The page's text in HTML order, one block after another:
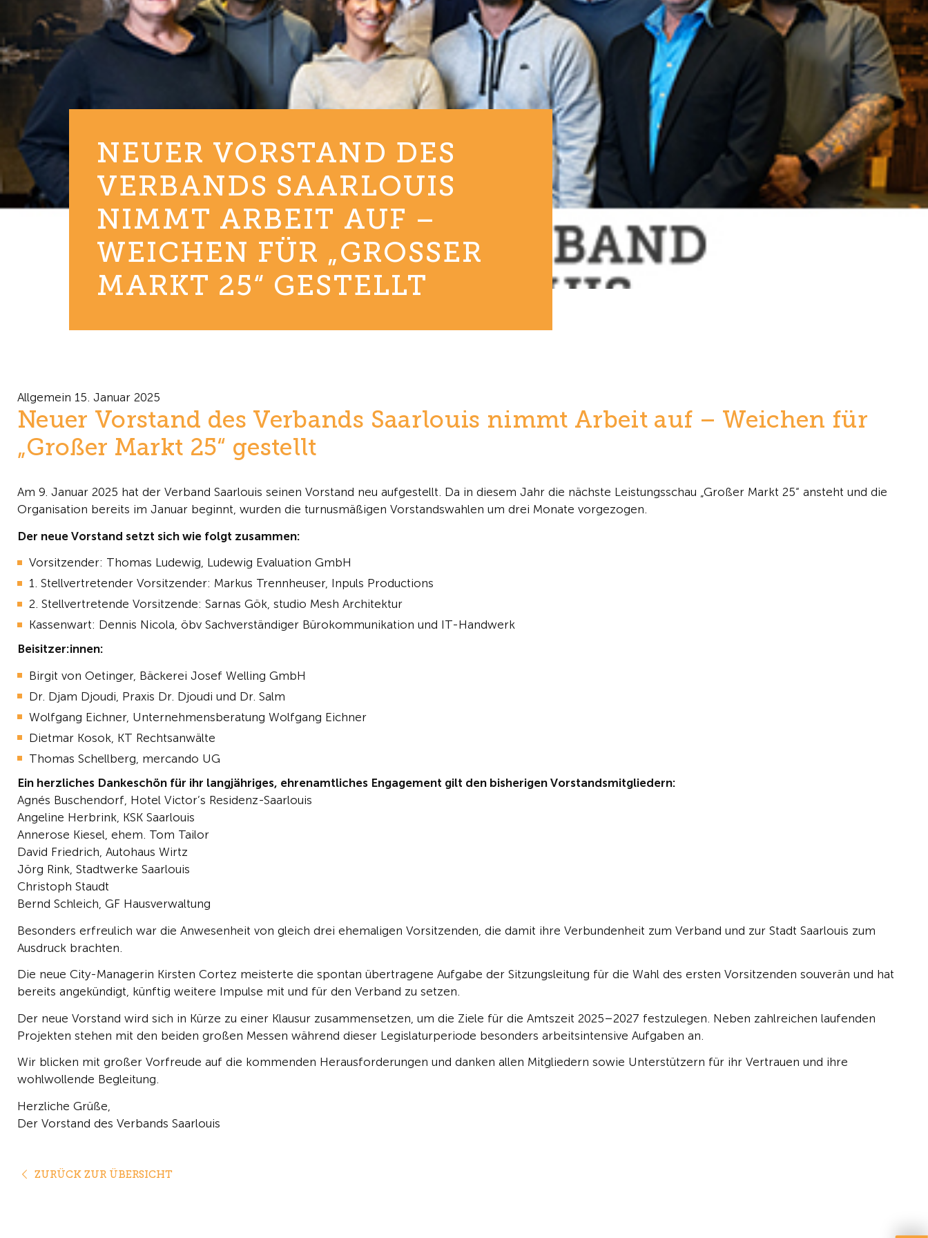
NEUER VORSTAND DES
VERBANDS SAARLOUIS
NIMMT ARBEIT AUF –
WEICHEN FÜR „GROSSER M
ARKT 25“ GESTELLT
Allgemein 15. Januar 2025
Neuer Vorstand des Verbands Saarlouis nimmt Arbeit auf – Weichen für
„Großer Markt 25“ gestellt
Am 9. Januar 2025 hat der Verband Saarlouis seinen Vorstand neu aufgestellt. Da in diesem Jahr die nächste Leistungsschau „Großer Markt 25“ ansteht und die
Organisation bereits im Januar beginnt, wurden die turnusmäßigen Vorstandswahlen um drei Monate vorgezogen.
Der neue Vorstand setzt sich wie folgt zusammen:
Vorsitzender: Thomas Ludewig, Ludewig Evaluation GmbH
1. Stellvertretender Vorsitzender: Markus Trennheuser, Inpuls Productions
2. Stellvertretende Vorsitzende: Sarnas Gök, studio Mesh Architektur
Kassenwart: Dennis Nicola, öbv Sachverständiger Bürokommunikation und IT-Handwerk
Beisitzer:innen:
Birgit von Oetinger, Bäckerei Josef Welling GmbH
Dr. Djam Djoudi, Praxis Dr. Djoudi und Dr. Salm
Wolfgang Eichner, Unternehmensberatung Wolfgang Eichner
Dietmar Kosok, KT Rechtsanwälte
Thomas Schellberg, mercando UG
Ein herzliches Dankeschön für ihr langjähriges, ehrenamtliches Engagement gilt den bisherigen Vorstandsmitgliedern:
Agnés Buschendorf, Hotel Victor’s Residenz-Saarlouis
Angeline Herbrink, KSK Saarlouis
Annerose Kiesel, ehem. Tom Tailor
David Friedrich, Autohaus Wirtz
Jörg Rink, Stadtwerke Saarlouis
Christoph Staudt
Bernd Schleich, GF Hausverwaltung
Besonders erfreulich war die Anwesenheit von gleich drei ehemaligen Vorsitzenden, die damit ihre Verbundenheit zum Verband und zur Stadt Saarlouis zum
Ausdruck brachten.
Die neue City-Managerin Kirsten Cortez meisterte die spontan übertragene Aufgabe der Sitzungsleitung für die Wahl des ersten Vorsitzenden souverän und hat
bereits angekündigt, künftig weitere Impulse mit und für den Verband zu setzen.
Der neue Vorstand wird sich in Kürze zu einer Klausur zusammensetzen, um die Ziele für die Amtszeit 2025–2027 festzulegen. Neben zahlreichen laufenden
Projekten stehen mit den beiden großen Messen während dieser Legislaturperiode besonders arbeitsintensive Aufgaben an.
Wir blicken mit großer Vorfreude auf die kommenden Herausforderungen und danken allen Mitgliedern sowie Unterstützern für ihr Vertrauen und ihre
wohlwollende Begleitung.
Herzliche Grüße,
Der Vorstand des Verbands Saarlouis
ZURÜCK ZUR ÜBERSICHT